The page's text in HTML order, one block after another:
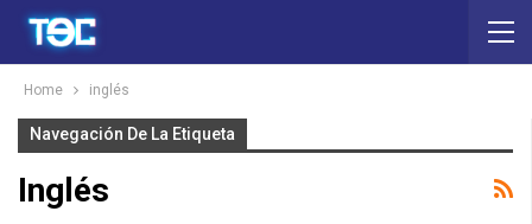
Home inglés
Navegación De La Etiqueta
Inglés